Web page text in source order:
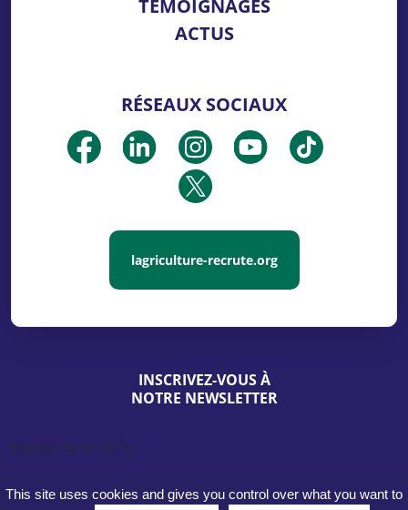
INSCRIVEZ-VOUS À
NOTRE NEWSLETTER
[sibwp_form id=1]
TÉMOIGNAGES
ACTUS
RÉSEAUX SOCIAUX
lagriculture-recrute.org
This site uses cookies and gives you control over what you want to